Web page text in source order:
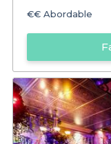
€€ Abordable